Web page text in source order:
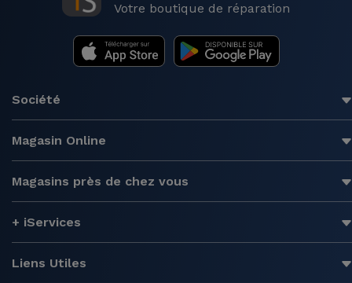
Votre boutique de réparation
Société
Magasin Online
Magasins près de chez vous
+ iServices
Liens Utiles